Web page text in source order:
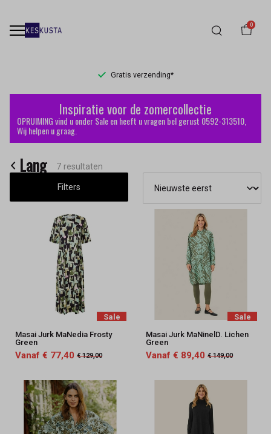
0
Gratis verzending*
Lang
Keskusta
Inspiratie voor de zomercollectie
OPRUIMING vind u onder Sale en heeft u vragen bel gerust 0592-313510,
Wij helpen u graag.
Lang 7 resultaten
Filters
Sale
Masai Jurk MaNedia Frosty
Green
Vanaf € 77,40 € 129,00
Sale
Masai Jurk MaNinelD. Lichen
Green
Vanaf € 89,40 € 149,00